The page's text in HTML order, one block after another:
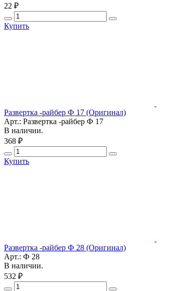
22 ₽
Купить
Развертка -райбер Ф 17 (Оригинал)
Арт.: Развертка -райбер Ф 17
В наличии.
368 ₽
Купить
Развертка -райбер Ф 28 (Оригинал)
Арт.: Ф 28
В наличии.
532 ₽